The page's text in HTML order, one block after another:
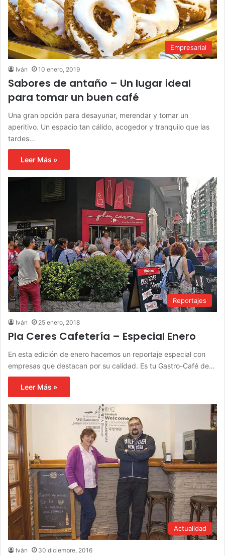
Empresarial
Iván 10 enero, 2019
Sabores de antaño – Un lugar ideal
para tomar un buen café
Una gran opción para desayunar, merendar y tomar un
aperitivo. Un espacio tan cálido, acogedor y tranquilo que las
tardes…
Leer Más »
Reportajes
Iván 25 enero, 2018
Pla Ceres Cafetería – Especial Enero
En esta edición de enero hacemos un reportaje especial con
empresas que destacan por su calidad. Es tu Gastro-Café de…
Leer Más »
Actualidad
Iván 30 diciembre, 2016